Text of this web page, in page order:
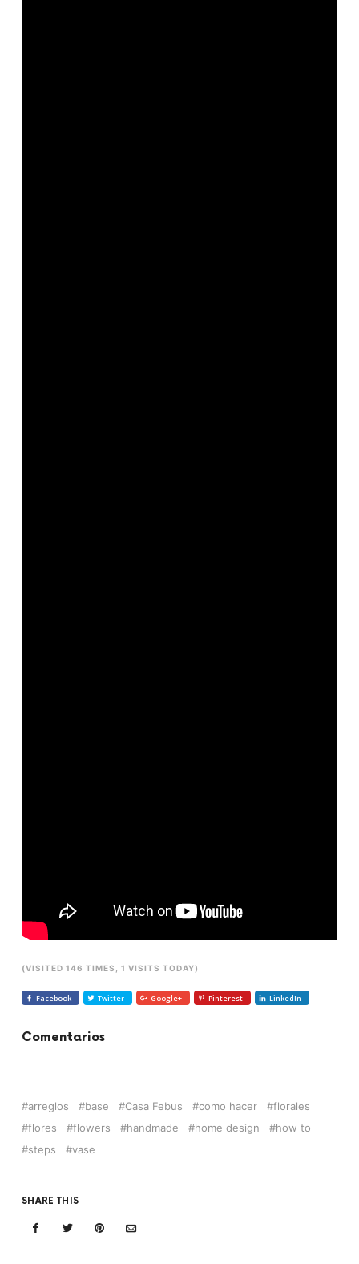
(VISITED 146 TIMES, 1 VISITS TODAY)
Facebook Twitter Google+ Pinterest LinkedIn
Comentarios
arreglos base Casa Febus como hacer
florales
flores
flowers handmade home design
how to
steps
vase
SHARE THIS